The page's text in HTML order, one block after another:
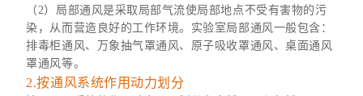
（2）局部通风是采取局部气流使局部地点不受有害物的污
染，从而营造良好的工作环境。实验室局部通风一般包含：
排毒柜通风、万象抽气罩通风、原子吸收罩通风、桌面通风
罩通风等。
2.按通风系统作用动力划分